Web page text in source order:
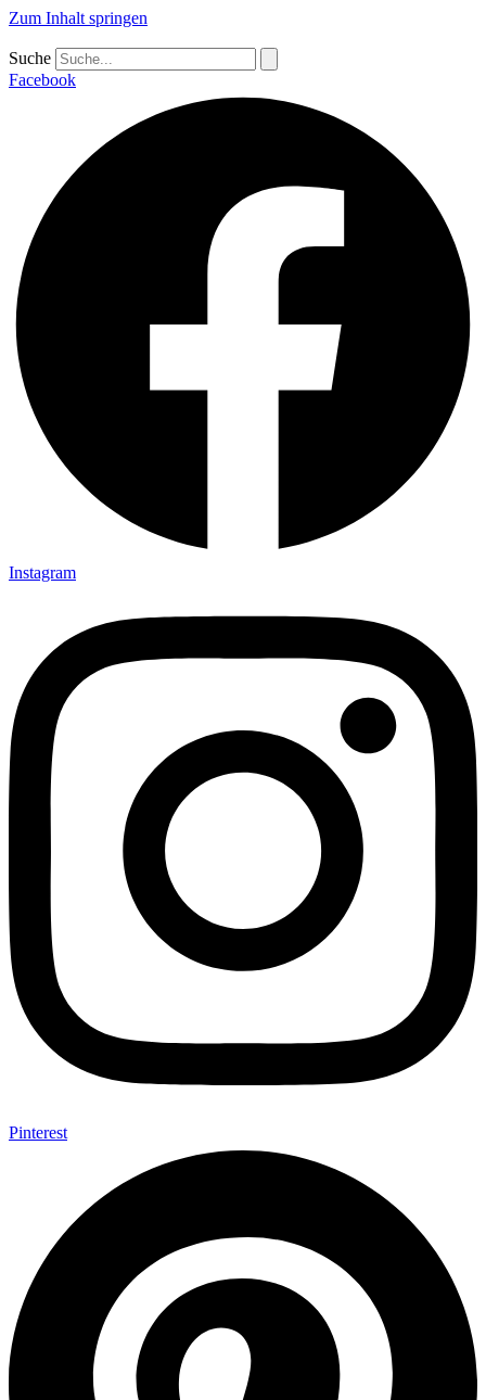
Zum Inhalt springen
Suche
Facebook
Instagram
Pinterest